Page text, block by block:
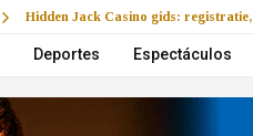
Hidden Jack Casino gids:
Deportes Espectáculos